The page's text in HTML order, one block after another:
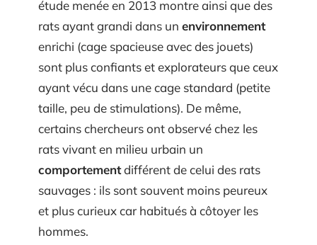
étude menée en 2013 montre ainsi que des
rats ayant grandi dans un environnement
enrichi (cage spacieuse avec des jouets)
sont plus confiants et explorateurs que ceux
ayant vécu dans une cage standard (petite
taille, peu de stimulations). De même,
certains chercheurs ont observé chez les
rats vivant en milieu urbain un
comportementdifférent de celui des rats
sauvages : ils sont souvent moins peureux
et plus curieux car habitués à côtoyer les
hommes.